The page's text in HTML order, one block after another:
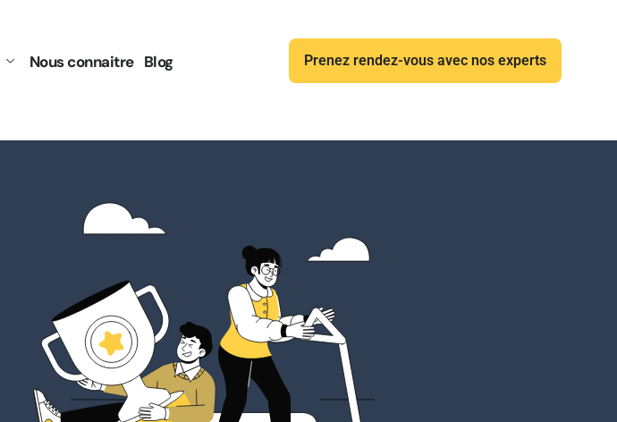
Nous connaitre Blog Prenez rendez-vous avec nos experts